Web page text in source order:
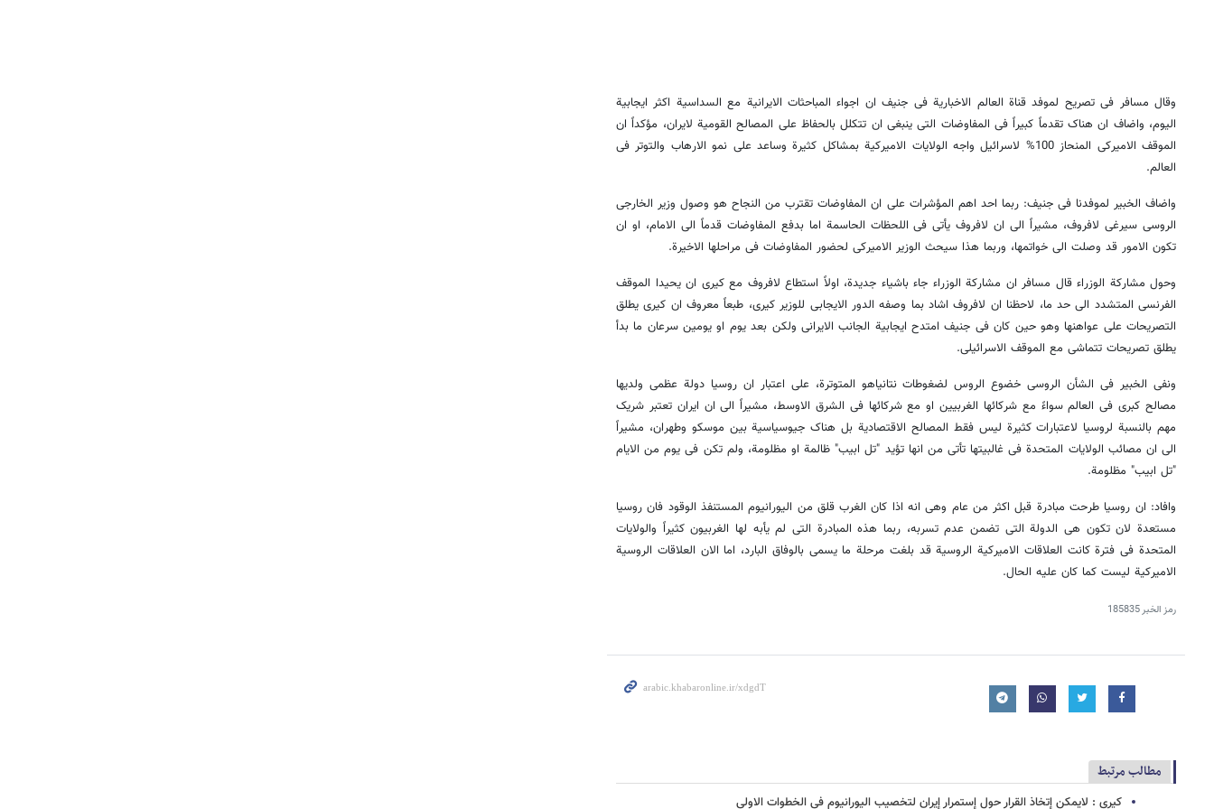
وقال مسافر فی تصریح لموفد قناة العالم الاخباریة فی جنیف ان اجواء المباحثات الایرانیة مع السداسیة اکثر ایجابیة
الیوم، واضاف ان هناک تقدماً کبیراً فی المفاوضات التی ینبغی ان تتکلل بالحفاظ على المصالح القومیة لایران، مؤکداً ان
الموقف الامیرکی المنحاز 100% لاسرائیل واجه الولایات الامیرکیة بمشاکل کثیرة وساعد على نمو الارهاب والتوتر فی
العالم.
واضاف الخبیر لموفدنا فی جنیف: ربما احد اهم المؤشرات على ان المفاوضات تقترب من النجاح هو وصول وزیر الخارجی
الروسی سیرغی لافروف، مشیراً الى ان لافروف یأتی فی اللحظات الحاسمة اما بدفع المفاوضات قدماً الى الامام، او ان
تکون الامور قد وصلت الى خواتمها، وربما هذا سیحث الوزیر الامیرکی لحضور المفاوضات فی مراحلها الاخیرة.
وحول مشارکة الوزراء قال مسافر ان مشارکة الوزراء جاء باشیاء جدیدة، اولاً استطاع لافروف مع کیری ان یحیدا الموقف
الفرنسی المتشدد الى حد ما، لاحظنا ان لافروف اشاد بما وصفه الدور الایجابی للوزیر کیری، طبعاً معروف ان کیری یطلق
التصریحات على عواهنها وهو حین کان فی جنیف امتدح ایجابیة الجانب الایرانی ولکن بعد یوم او یومین سرعان ما بدأ
یطلق تصریحات تتماشى مع الموقف الاسرائیلی.
ونفى الخبیر فی الشأن الروسی خضوع الروس لضغوطات نتانیاهو المتوترة، على اعتبار ان روسیا دولة عظمى ولدیها
مصالح کبرى فی العالم سواءً مع شرکائها الغربیین او مع شرکائها فی الشرق الاوسط، مشیراً الى ان ایران تعتبر شریک
مهم بالنسبة لروسیا لاعتبارات کثیرة لیس فقط المصالح الاقتصادیة بل هناک جیوسیاسیة بین موسکو وطهران، مشیراً
الى ان مصائب الولایات المتحدة فی غالبیتها تأتی من انها تؤید "تل ابیب" ظالمة او مظلومة، ولم تکن فی یوم من الایام
"تل ابیب" مظلومة.
وافاد: ان روسیا طرحت مبادرة قبل اکثر من عام وهی انه اذا کان الغرب قلق من الیورانیوم المستنفذ الوقود فان روسیا
مستعدة لان تکون هی الدولة التی تضمن عدم تسربه، ربما هذه المبادرة التی لم یأبه لها الغربیون کثیراً والولایات
المتحدة فی فترة کانت العلاقات الامیرکیة الروسیة قد بلغت مرحلة ما یسمى بالوفاق البارد، اما الان العلاقات الروسیة
الامیرکیة لیست کما کان علیه الحال.
رمز الخبر185835
مطالب مرتبط
کیری : لایمکن إتخاذ القرار حول إستمرار إیران لتخصیب الیورانیوم فی الخطوات الاولی